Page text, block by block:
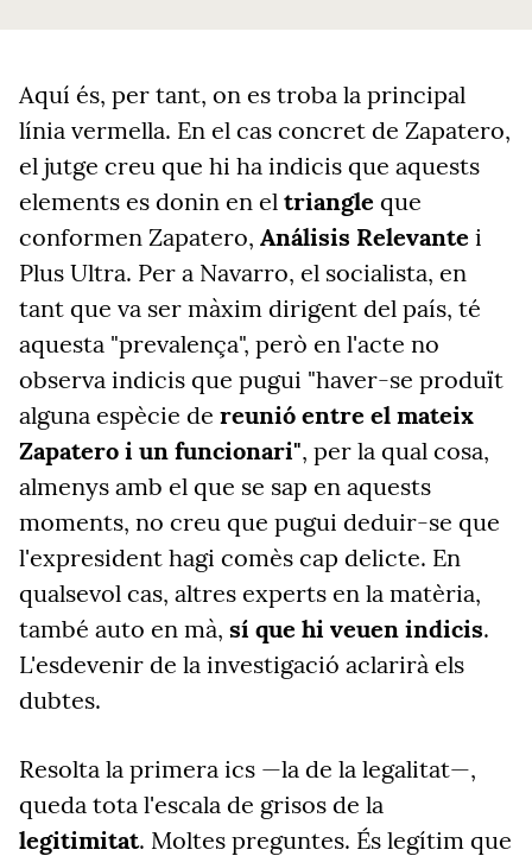
Aquí és, per tant, on es troba la principal
línia vermella. En el cas concret de Zapatero,
el jutge creu que hi ha indicis que aquests
elements es donin en el triangle que
conformen Zapatero, Análisis Relevante i
Plus Ultra. Per a Navarro, el socialista, en
tant que va ser màxim dirigent del país, té
aquesta "prevalença", però en l'acte no
observa indicis que pugui "haver-se produït
alguna espècie de reunió entre el mateix
Zapatero i un funcionari", per la qual cosa,
almenys amb el que se sap en aquests
moments, no creu que pugui deduir-se que
l'expresident hagi comès cap delicte. En
qualsevol cas, altres experts en la matèria,
també auto en mà, sí que hi veuen indicis.
L'esdevenir de la investigació aclarirà els
dubtes.
Resolta la primera ics —la de la legalitat—,
queda tota l'escala de grisos de la
legitimitat. Moltes preguntes. És legítim que